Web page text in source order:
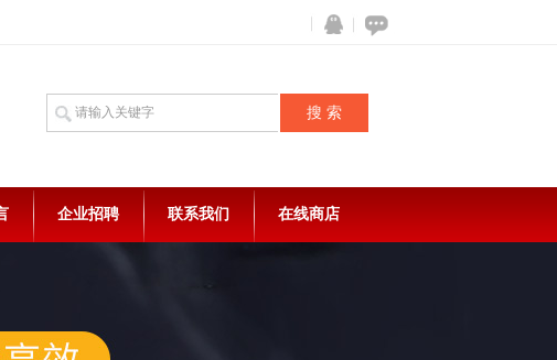
企业招聘 联系我们 在线商店